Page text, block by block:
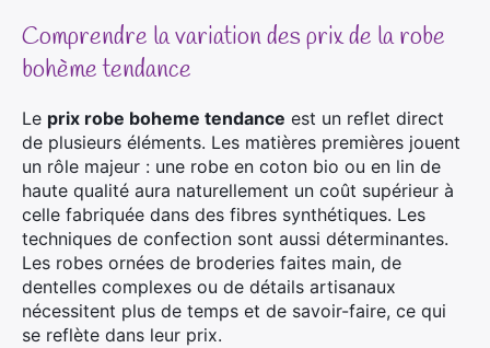
Comprendre la variation des prix de la robe
bohème tendance
Le prix robe boheme tendance est un reflet direct
de plusieurs éléments. Les matières premières jouent
un rôle majeur : une robe en coton bio ou en lin de
haute qualité aura naturellement un coût supérieur à
celle fabriquée dans des fibres synthétiques. Les
techniques de confection sont aussi déterminantes.
Les robes ornées de broderies faites main, de
dentelles complexes ou de détails artisanaux
nécessitent plus de temps et de savoir-faire, ce qui
se reflète dans leur prix.